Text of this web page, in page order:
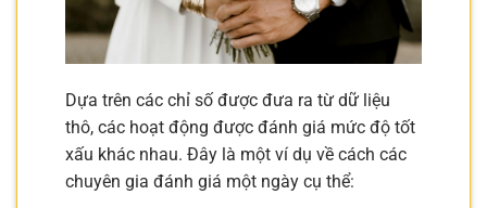
Dựa trên các chỉ số được đưa ra từ dữ liệu
thô, các hoạt động được đánh giá mức độ tốt
xấu khác nhau. Đây là một ví dụ về cách các
chuyên gia đánh giá một ngày cụ thể: